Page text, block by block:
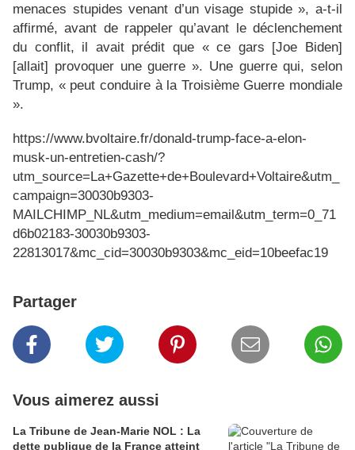
menaces stupides venant d’un visage stupide », a-t-il
affirmé, avant de rappeler qu’avant le déclenchement
du conflit, il avait prédit que « ce gars [Joe Biden]
[allait] provoquer une guerre ». Une guerre qui, selon
Trump, « peut conduire à la Troisième Guerre mondiale
».
https://www.bvoltaire.fr/donald-trump-face-a-elon-
musk-un-entretien-cash/?
utm_source=La+Gazette+de+Boulevard+Voltaire&utm_
campaign=30030b9303-
MAILCHIMP_NL&utm_medium=email&utm_term=0_71
d6b02183-30030b9303-
22813017&mc_cid=30030b9303&mc_eid=10beefac19
Partager
Vous aimerez aussi
La Tribune de Jean-Marie NOL : La
dette publique de la France atteint